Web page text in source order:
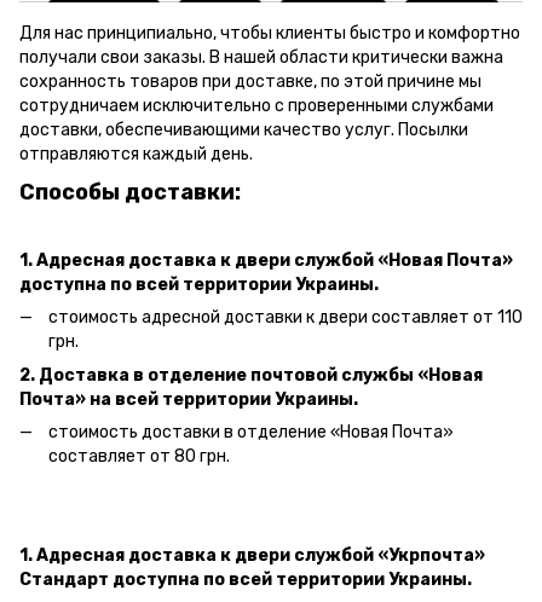
Для нас принципиально, чтобы клиенты быстро и комфортно
получали свои заказы. В нашей области критически важна
сохранность товаров при доставке, по этой причине мы
сотрудничаем исключительно с проверенными службами
доставки, обеспечивающими качество услуг. Посылки
отправляются каждый день.
Способы доставки:
1. Адресная доставка к двери службой «Новая Почта»
доступна по всей территории Украины.
стоимость адресной доставки к двери составляет от 110
грн.
2. Доставка в отделение почтовой службы «Новая
Почта» на всей территории Украины.
стоимость доставки в отделение «Новая Почта»
составляет от 80 грн.
1. Адресная доставка к двери службой «Укрпочта»
Стандарт доступна по всей территории Украины.